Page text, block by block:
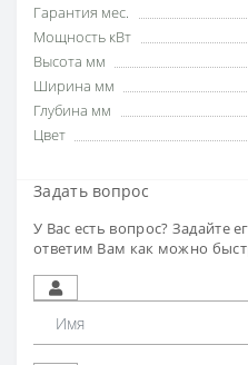
Гарантия мес.
Мощность кВт
Высота мм
Ширина мм
Глубина мм
Цвет
Задать вопрос
У Вас есть вопрос? Задайте
ответим Вам как можно